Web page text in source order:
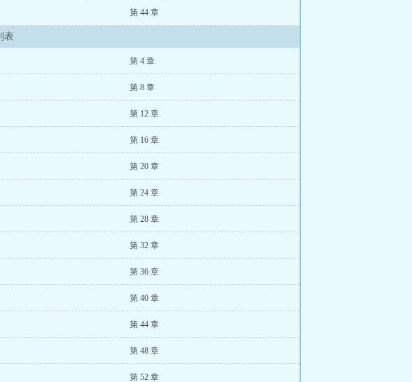
第 44 章
表
第 4 章
第 8 章
第 12 章
第 16 章
第 20 章
第 24 章
第 28 章
第 32 章
第 36 章
第 40 章
第 44 章
第 48 章
第 52 章